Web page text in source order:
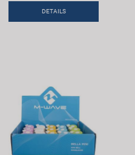
DETAILS